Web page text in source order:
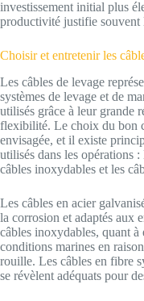
investissement initial plus
productivité justifie souvent
Choisir et entretenir les
Les câbles de levage
systèmes de levage et de
utilisés grâce à leur grande
flexibilité. Le choix du bon
envisagée, et il existe
utilisés dans les opérations
câbles inoxydables et les
Les câbles en acier
la corrosion et adaptés aux
câbles inoxydables, quant
conditions marines en
rouille. Les câbles en fibre
se révèlent adéquats pour